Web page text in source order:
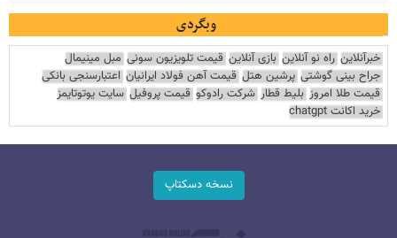
وبگردی
خبرآنلاین راه نو آنلاین بازی آنلاین قیمت تلویزیون سونی مبل مینیمال
جراح بینی گوشتی پرشین هتل قیمت آهن فولاد ایرانیان اعتبارسنجی بانکی
قیمت طلا امروز بلیط قطار شرکت رادوکو قیمت پروفیل سایت یوتوتایمز
خرید اکانت chatgpt
نسخه دسکتاپ